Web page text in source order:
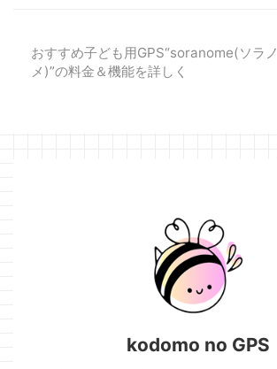
ミ・レビューを読んでみたい
方はこちらから(アマゾンにた
おすすめ子ども用GPS“soranome(ソラノ
メ)”の料金＆機能を詳しく
kodomo no GPS